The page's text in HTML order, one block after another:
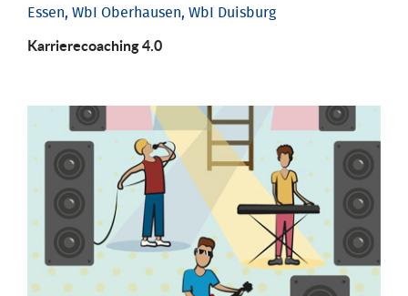
Essen, WbI Oberhausen, WbI Duisburg
Karriere­coaching 4.0